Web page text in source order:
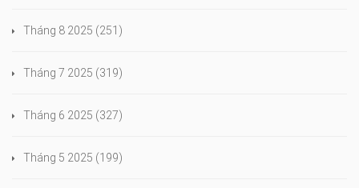
Tháng 8 2025 (251)
Tháng 7 2025 (319)
Tháng 6 2025 (327)
Tháng 5 2025 (199)